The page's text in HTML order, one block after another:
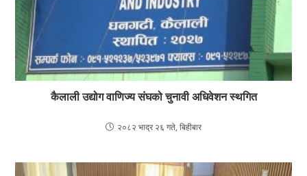
कैलाली उद्योग वाणिज्य संघको चुनावी अधिवेशन स्थगित
२०८२ भाद्र २६ गते, बिहीबार